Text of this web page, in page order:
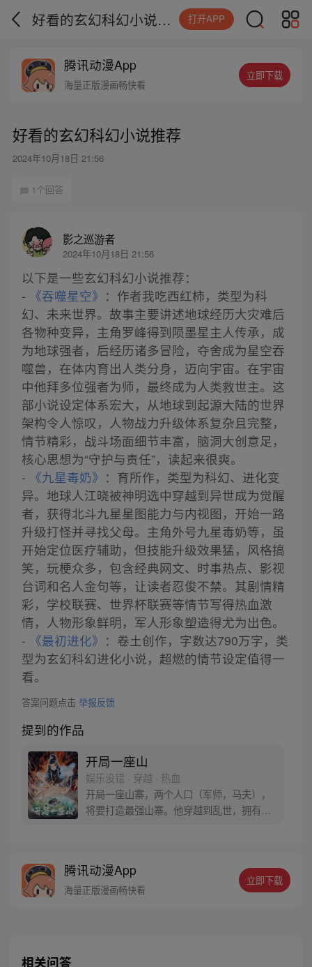
好看的玄幻科幻小说推荐 打开APP
腾讯动漫App
海量正版漫画畅快看
立即下载
好看的玄幻科幻小说推荐
2024年10月18日 21:56
1个回答
影之巡游者
2024年10月18日 21:56
以下是一些玄幻科幻小说推荐：
- 《吞噬星空》 ：作者我吃西红柿，类型为科
幻、未来世界。故事主要讲述地球经历大灾难后
各物种变异，主角罗峰得到陨墨星主人传承，成
为地球强者，后经历诸多冒险，夺舍成为星空吞
噬兽，在体内育出人类分身，迈向宇宙。在宇宙
中他拜多位强者为师，最终成为人类救世主。这
部小说设定体系宏大，从地球到起源大陆的世界
架构令人惊叹，人物战力升级体系复杂且完整，
情节精彩，战斗场面细节丰富，脑洞大创意足，
核心思想为“守护与责任”，读起来很爽。
- 《九星毒奶》 ：育所作，类型为科幻、进化变
异。地球人江晓被神明选中穿越到异世成为觉醒
者，获得北斗九星星图能力与内视图，开始一路
升级打怪并寻找父母。主角外号九星毒奶等，虽
开始定位医疗辅助，但技能升级效果猛，风格搞
笑，玩梗众多，包含经典网文、时事热点、影视
台词和名人金句等，让读者忍俊不禁。其剧情精
彩，学校联赛、世界杯联赛等情节写得热血激
情，人物形象鲜明，军人形象塑造得尤为出色。
- 《最初进化》 ：卷土创作，字数达790万字，类
型为玄幻科幻进化小说，超燃的情节设定值得一
看。
答案问题点击 举报反馈
提到的作品
开局一座山
娱乐没错 · 穿越 · 热血
开局一座山寨，两个人口（军师，马夫），
将要打造最强山寨。他穿越到乱世，拥有一
名震古今，问一声：王侯将相，宁有种乎！
腾讯动漫App
海量正版漫画畅快看
立即下载
相关问答